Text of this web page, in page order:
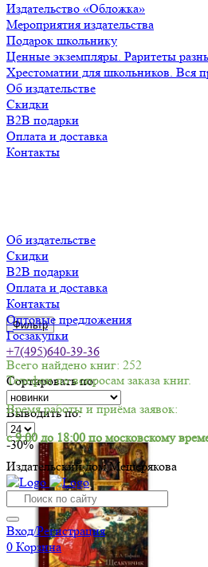
Издательство «Обложка»
Мероприятия издательства
Подарок школьнику
Ценные экземпляры. Раритеты
Хрестоматии для школьников. Вся
Об издательстве
Скидки
B2B подарки
Оплата и доставка
Контакты
Об издательстве
Скидки
B2B подарки
Оплата и доставка
Контакты
Оптовые предложения
Госзакупки
+7(495)640-39-36
Телефон по вопросам заказа книг.
Время работы и приёма заявок:
с 9:00 до 18:00 по московскому
Издательский дом Мещерякова
Вход/Регистрация
0 Корзина
Фильтр
Всего найдено книг: 252
Сортировать по:
Выводить по:
-30%